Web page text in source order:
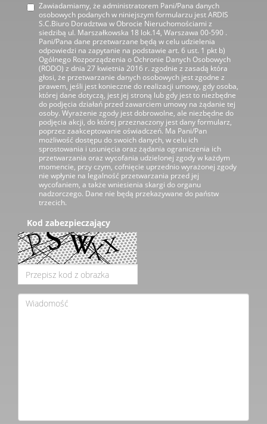
Zawiadamiamy, że administratorem Pani/Pana danych
osobowych podanych w niniejszym formularzu jest ARDIS
S.C.Biuro Doradztwa w Obrocie Nieruchomościami z
siedzibą ul. Marszałkowska 18 lok.14, Warszawa 00-590 .
Pani/Pana dane przetwarzane będą w celu udzielenia
odpowiedzi na zapytanie na podstawie art. 6 ust. 1 pkt b)
Ogólnego Rozporządzenia o Ochronie Danych Osobowych
(RODO) z dnia 27 kwietnia 2016 r. zgodnie z zasadą która
głosi, że przetwarzanie danych osobowych jest zgodne z
prawem, jeśli jest konieczne do realizacji umowy, gdy osoba,
której dane dotyczą, jest jej stroną lub gdy jest to niezbędne
do podjęcia działań przed zawarciem umowy na żądanie tej
osoby. Wyrażenie zgody jest dobrowolne, ale niezbędne do
podjęcia akcji, do której przeznaczony jest dany formularz,
poprzez zaakceptowanie oświadczeń. Ma Pani/Pan
możliwość dostępu do swoich danych, w celu ich
sprostowania i usunięcia oraz żądania ograniczenia ich
przetwarzania oraz wycofania udzielonej zgody w każdym
momencie, przy czym, cofnięcie uprzednio wyrażonej zgody
nie wpłynie na legalność przetwarzania przed jej
wycofaniem, a także wniesienia skargi do organu
nadzorczego. Dane nie będą przekazywane do państw
trzecich.
Kod zabezpieczający